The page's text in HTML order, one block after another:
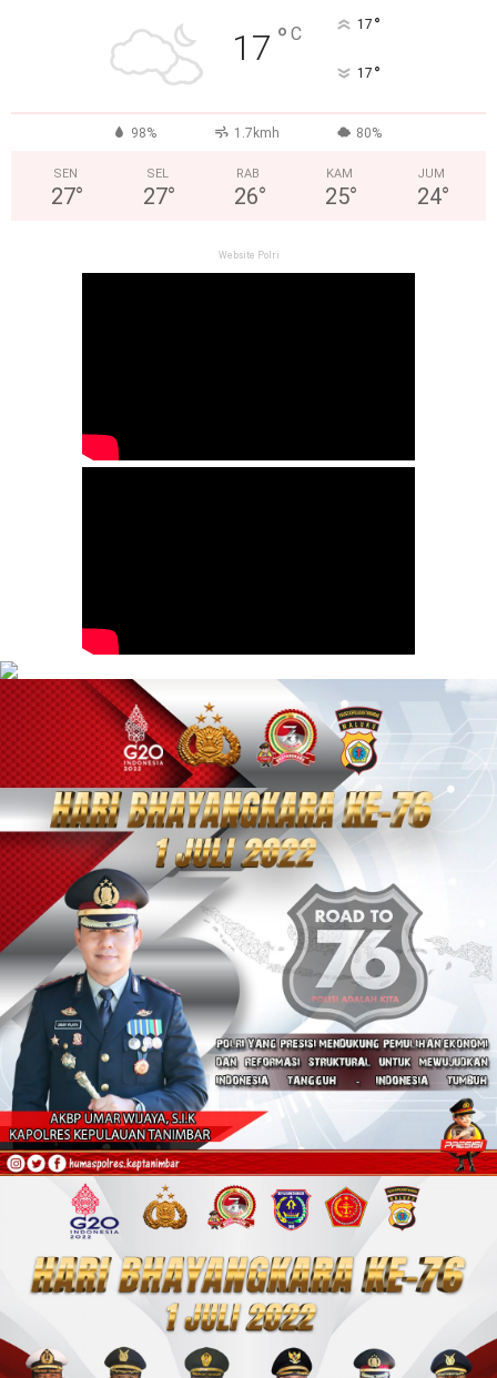
17 ° C 17 °
17 °
98% 1.7kmh 80%
SEN
27°
SEL
27°
RAB
26°
KAM
25°
JUM
24°
Website Polri